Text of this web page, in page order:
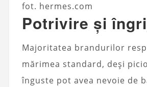
fot. hermes.com
Potrivire și
Majoritatea brandurilor
mărimea standard, deși
înguste pot avea nevoie de